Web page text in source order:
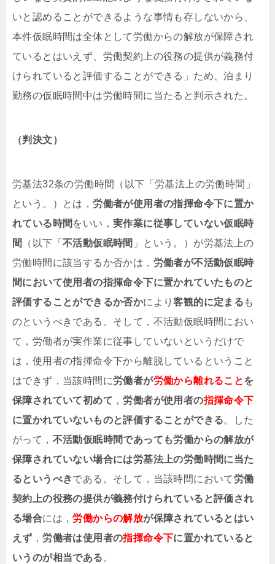
いと認めることができるような事情も存しないから、
本件仮眠時間は全体として労働からの解放が保障され
ているとはいえず、労働契約上の役務の提供が義務付
けられていると評価することができる」ため、泊まり
勤務の仮眠時間中は労働時間に当たると判示された。
（判決文）
労基法32条の労働時間（以下「労基法上の労働時間」
という。）とは，労働者が使用者の指揮命令下に置か
れている時間 をいい，実作業に従事していない仮眠時
間
（以下「不活動仮眠時間 」という。）が労基法上の
労働時間に該当するか否かは， 労働者が不活動仮眠時
間において使用者の指揮命令下に置かれていたものと
評価することができるか否かにより客観的に定まる も
のというべきである。そして，不活動仮眠時間におい
て，労働者が実作業に従事していないというだけで
は，使用者の指揮命令下から離脱しているということ
はできず，当該時間に労働者が労働から離れることを
保障されていて初めて ，労働者が使用者の指揮命令下
に置かれていないものと評価することができる。した
がって， 不活動仮眠時間であっても労働からの解放が
保障されていない場合には労基法上の労働時間に当た
るというべきである。そして，当該時間において労働
契約上の役務の提供が義務付けられていると評価され
る場合には，労働からの解放が保障されているとはい
えず ，労働者は使用者の指揮命令下に置かれていると
いうのが相当である。